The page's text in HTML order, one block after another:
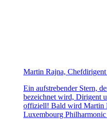
Martin Rajna, Chefdirigent
Ein aufstrebender Stern,
bezeichnet wird, Dirigent
offiziell! Bald wird Martin
Luxembourg Philharmonic